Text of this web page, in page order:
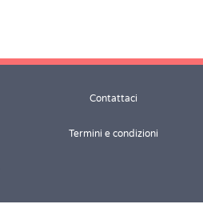
Contattaci
Termini e condizioni